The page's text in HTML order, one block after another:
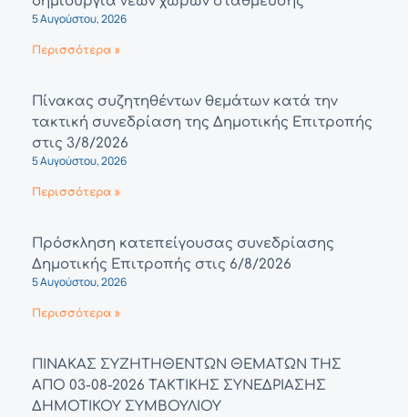
5 Αυγούστου, 2026
Περισσότερα »
Πίνακας συζητηθέντων θεμάτων κατά την
τακτική συνεδρίαση της Δημοτικής Επιτροπής
στις 3/8/2026
5 Αυγούστου, 2026
Περισσότερα »
Πρόσκληση κατεπείγουσας συνεδρίασης
Δημοτικής Επιτροπής στις 6/8/2026
5 Αυγούστου, 2026
Περισσότερα »
ΠΙΝΑΚΑΣ ΣΥΖΗΤΗΘΕΝΤΩΝ ΘΕΜΑΤΩΝ ΤΗΣ
ΑΠΟ 03-08-2026 ΤΑΚΤΙΚΗΣ ΣΥΝΕΔΡΙΑΣΗΣ
ΔΗΜΟΤΙΚΟΥ ΣΥΜΒΟΥΛΙΟΥ